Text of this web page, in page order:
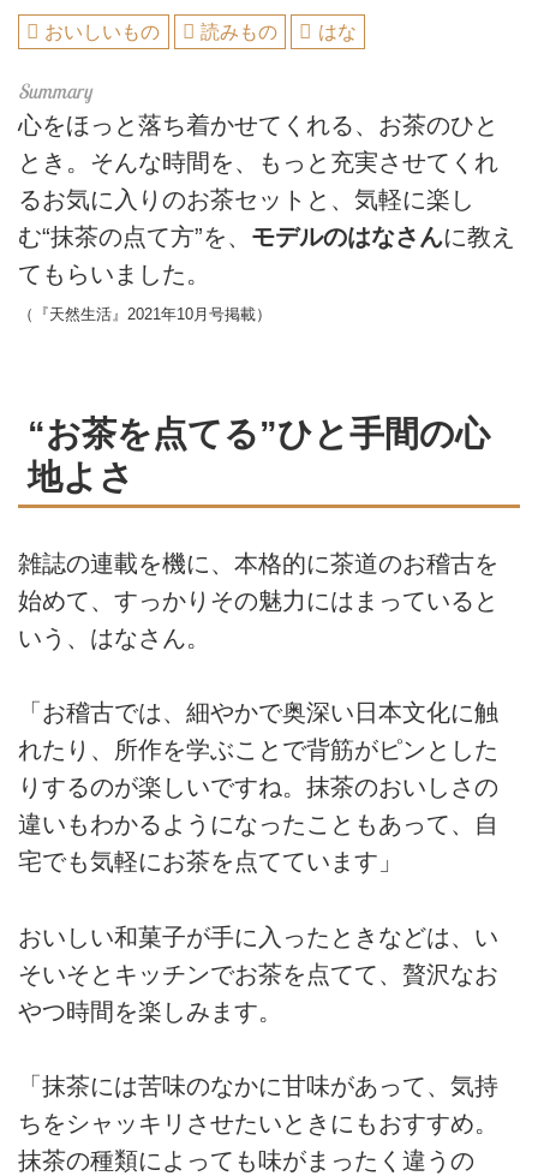
おいしいもの 読みもの はな
心をほっと落ち着かせてくれる、お茶のひと
とき。そんな時間を、もっと充実させてくれ
るお気に入りのお茶セットと、気軽に楽し
む“抹茶の点て方”を、 モデルのはなさんに教え
てもらいました。
（『天然生活』2021年10月号掲載）
“お茶を点てる”ひと手間の心
地よさ
雑誌の連載を機に、本格的に茶道のお稽古を
始めて、すっかりその魅力にはまっていると
いう、はなさん。
「お稽古では、細やかで奥深い日本文化に触
れたり、所作を学ぶことで背筋がピンとした
りするのが楽しいですね。抹茶のおいしさの
違いもわかるようになったこともあって、自
宅でも気軽にお茶を点てています」
おいしい和菓子が手に入ったときなどは、い
そいそとキッチンでお茶を点てて、贅沢なお
やつ時間を楽しみます。
「抹茶には苦味のなかに甘味があって、気持
ちをシャッキリさせたいときにもおすすめ。
抹茶の種類によっても味がまったく違うの